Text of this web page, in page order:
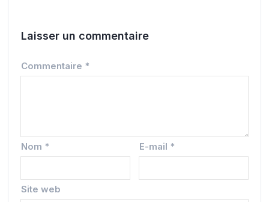
Laisser un commentaire
Commentaire *
Nom * E-mail *
Site web